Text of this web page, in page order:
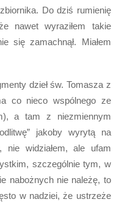
Do dziś rumienię
nawet wyraziłem takie
się zamachnął. Miałem
dzieł św. Tomasza z
co nieco wspólnego ze
a tam z niezmiennym
jakoby wyrytą na
nie widziałem, ale ufam
szczególnie tym, w
nabożnych nie należę, to
w nadziei, że ustrzeże